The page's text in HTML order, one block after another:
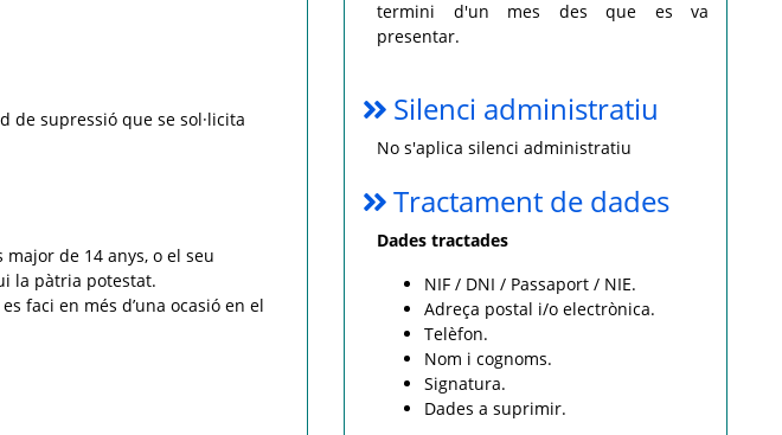
de supressió que se sol·licita
de 14 anys, o el seu
la pàtria potestat.
faci en més d’una ocasió en el
termini d'un mes des que es va
presentar.
Silenci administratiu
No s'aplica silenci administratiu
Tractament de dades
Dades tractades
NIF / DNI / Passaport / NIE.
Adreça postal i/o electrònica.
Telèfon.
Nom i cognoms.
Signatura.
Dades a suprimir.